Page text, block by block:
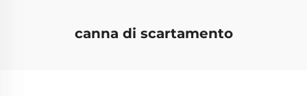
canna di scartamento